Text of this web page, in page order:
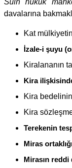
Sulh hukuk
davalarına
Kat
İzale-i şuyu
Kiralananın
Kira
Kira
Kira
Terekenin
Miras
Mirasın reddi